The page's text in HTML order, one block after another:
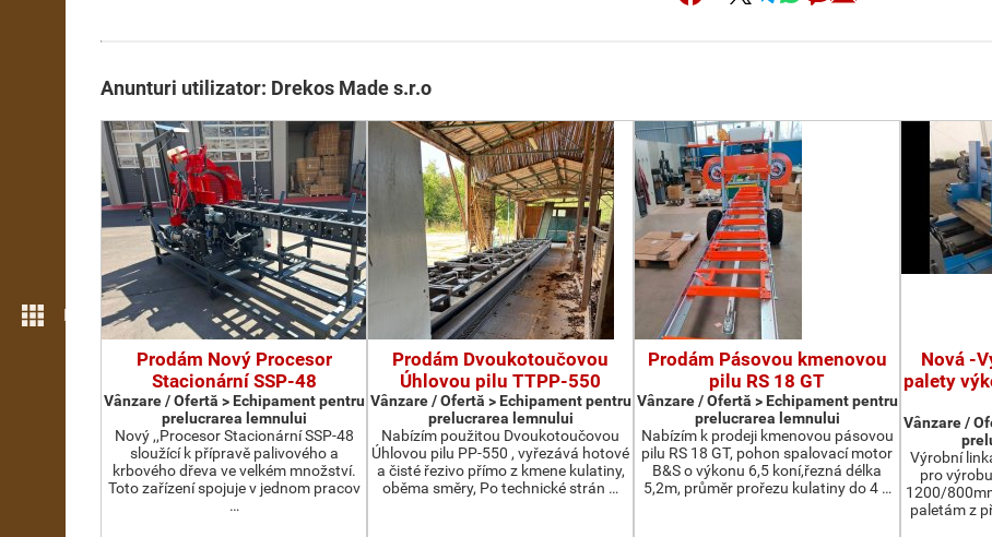
Mai multe opțiuni
Anunturi utilizator: Drekos Made s.r.o
Prodám Nový Procesor
Stacionární SSP-48
Vânzare / Ofertă > Echipament pentru
prelucrarea lemnului
Nový ,,Procesor Stacionární SSP-48
sloužící k přípravě palivového a
krbového dřeva ve velkém množství.
Toto zařízení spojuje v jednom pracov
…
Prodám Dvoukotoučovou
Úhlovou pilu TTPP-550
Vânzare / Ofertă > Echipament pentru
prelucrarea lemnului
Nabízím použitou Dvoukotoučovou
Úhlovou pilu PP-550 , vyřezává hotové
a čisté řezivo přímo z kmene kulatiny,
oběma směry, Po technické strán …
Prodám Pásovou kmenovou
pilu RS 18 GT
Vânzare / Ofertă > Echipament pentru
prelucrarea lemnului
Nabízím k prodeji kmenovou pásovou
pilu RS 18 GT, pohon spalovací motor
B&S o výkonu 6,5 koní,řezná délka
5,2m, průměr prořezu kulatiny do 4 …
Nová -
palety
Vânzare /
Výrobní
pro
1200/
paletám z